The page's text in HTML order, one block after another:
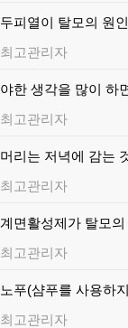
두피열이 탈모의 원
최고관리자
야한 생각을 많이 하
최고관리자
머리는 저녁에 감는
최고관리자
계면활성제가 탈모
최고관리자
노푸(샴푸를 사용하
최고관리자